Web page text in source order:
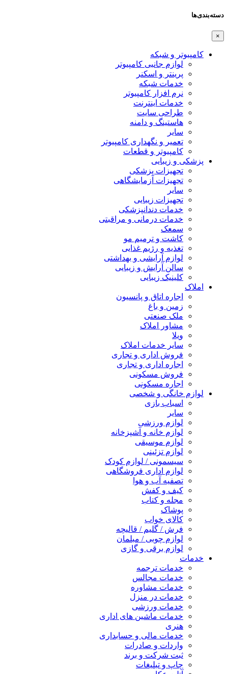
دسته‌بندی‌ها
×
کامپیوتر و شبکه
لوازم جانبی کامپیوتر
پرینتر و اسکنر
خدمات شبکه
نرم افزار کامپیوتر
خدمات اینترنت
طراحی سایت
هاستینگ و دامنه
سایر
تعمیر و نگهداری کامپیوتر
کامپیوتر و قطعات
پزشکی و زیبایی
تجهیزات پزشکی
تجهیزات آزمایشگاهی
سایر
تجهیزات زیبایی
خدمات دندانپزشکی
خدمات درمانی و مراقبتی
سمعک
کاشت و ترمیم مو
تغذیه و رژیم غذایی
لوازم آرایشی و بهداشتی
سالن آرایش و زیبایی
کلینیک زیبایی
املاک
اجاره اتاق و پانسیون
زمین و باغ
ملک صنعتی
مشاور املاک
ویلا
سایر خدمات املاک
فروش اداری و تجاری
اجاره اداری و تجاری
فروش مسکونی
اجاره مسکونی
لوازم خانگی و شخصی
اسباب بازی
سایر
لوازم ورزشی
لوازم خانه و آشپزخانه
لوازم موسیقی
لوازم تزئینی
سیسمونی / لوازم کودک
لوازم اداری فروشگاهی
تصفیه آب و هوا
کیف و کفش
مجله و کتاب
پوشاک
کالای خواب
فرش / گلیم / قالیچه
لوازم چوبی / مبلمان
لوازم برقی و گازی
خدمات
خدمات ترجمه
خدمات مجالس
خدمات مشاوره
خدمات در منزل
خدمات ورزشی
خدمات ماشین های اداری
هنری
خدمات مالی و حسابداری
واردات و صادرات
ثبت شرکت و برند
چاپ و تبلیغات